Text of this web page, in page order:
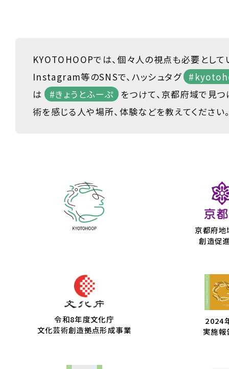
KYOTOHOOPでは、個々人の視点も必要として
Instagram等のSNSで、ハッシュタグ
は
#きょうとふーぷ
をつけて、京都府域で見
術を感じる人や場所、体験などを教えてください
京都府地
創造促
令和8年度文化庁
文化芸術創造拠点形成事業
2024
実施報